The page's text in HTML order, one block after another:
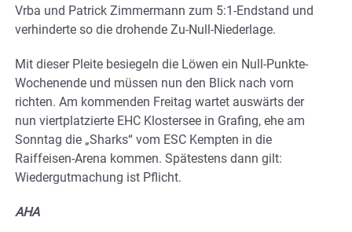
Vrba und Patrick Zimmermann zum 5:1-Endstand und
verhinderte so die drohende Zu-Null-Niederlage.
Mit dieser Pleite besiegeln die Löwen ein Null-Punkte-
Wochenende und müssen nun den Blick nach vorn
richten. Am kommenden Freitag wartet auswärts der
nun viertplatzierte EHC Klostersee in Grafing, ehe am
Sonntag die „Sharks“ vom ESC Kempten in die
Raiffeisen-Arena kommen. Spätestens dann gilt:
Wiedergutmachung ist Pflicht.
AHA